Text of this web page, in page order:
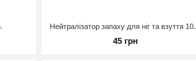
Нейтралізатор
45 грн